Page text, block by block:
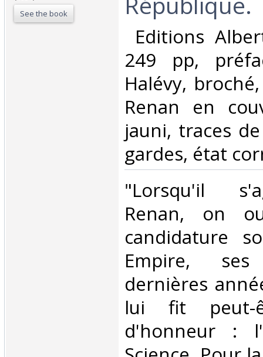
See the book
Editions
249 pp,
Halévy,
Renan en
jauni, traces
gardes, état
‎"Lorsqu'il
Renan, on
candidature
Empire,
dernières
lui fit peut-
d'honneur :